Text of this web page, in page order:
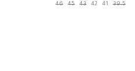
39.5
41
42
43
45
46